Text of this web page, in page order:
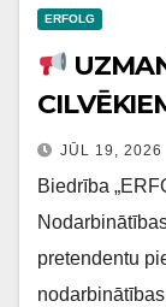
ERFOLG
JŪL 19, 2026
Biedrība
pretendentu